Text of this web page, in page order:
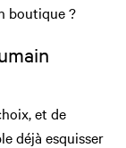
boutique ?
et de
déjà esquisser